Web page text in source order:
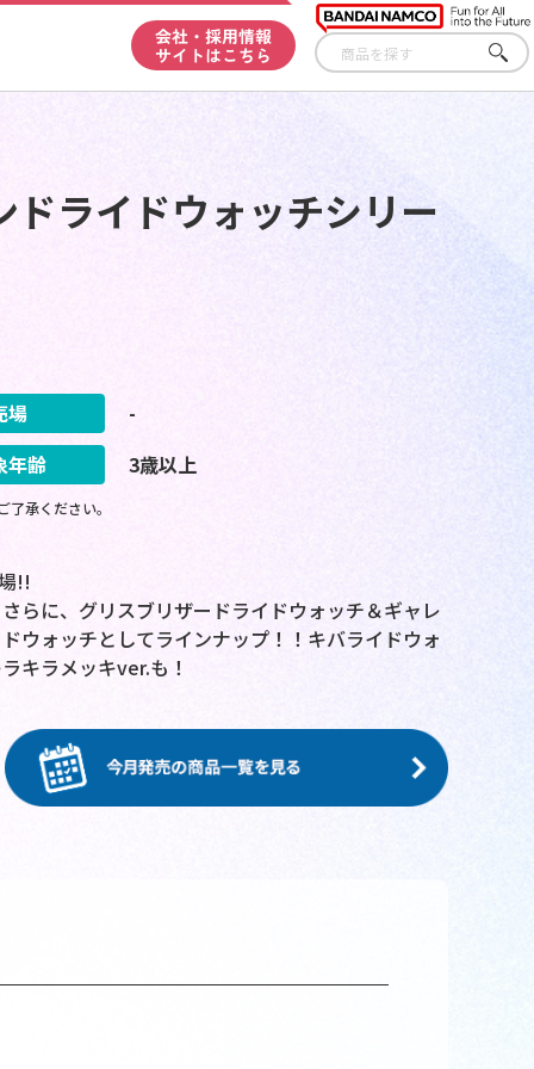
会社・採用情報
サイトはこちら
さが
す
ライドウォッチシリー
場
-
年齢
3歳以上
承ください。
!!
らに、グリスブリザードライドウォッチ＆ギャレ
ウォッチとしてラインナップ！！キバライドウォ
キラメッキver.も！